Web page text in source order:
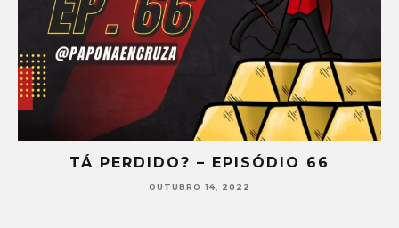
PERDIDO? – EPISÓDIO 66
OUTUBRO 14, 2022